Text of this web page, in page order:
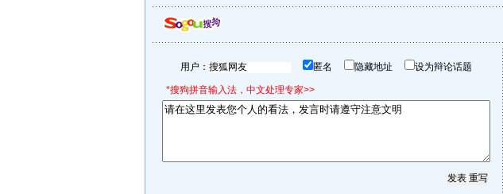
用户： 匿名 隐藏地址 设为辩论话题
*搜狗拼音输入法，中文处理专家>>